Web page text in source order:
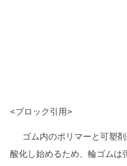
<ブロック引用>
ゴム内のポリマーと可塑
酸化し始めるため、輪ゴムは